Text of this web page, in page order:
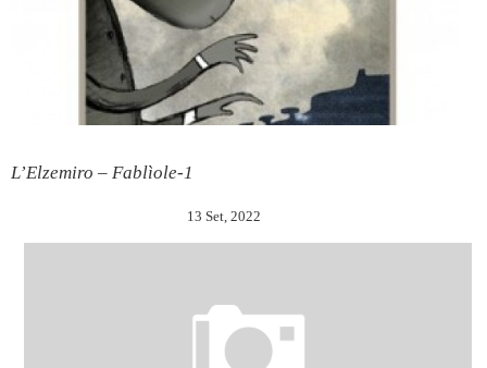
L’Elzemiro – Fablìole-1
13 Set, 2022